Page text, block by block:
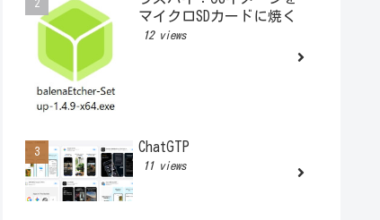
マイクロSDカードに焼く
12 views
ChatGTP
11 views